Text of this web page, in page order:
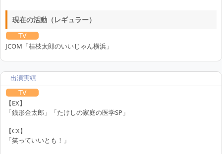
現在の活動（レギュラー）
TV
JCOM「桂枝太郎のいいじゃん横浜」
出演実績
TV
【EX】
「銭形金太郎」「たけしの家庭の医学SP」
【CX】
「笑っていいとも！」